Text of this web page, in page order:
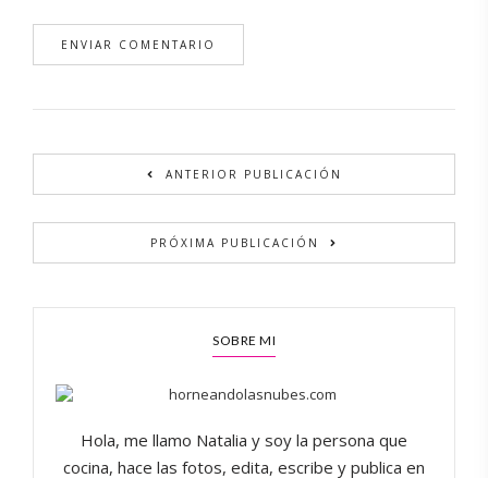
ANTERIOR PUBLICACIÓN
PRÓXIMA PUBLICACIÓN
SOBRE MI
Hola, me llamo Natalia y soy la persona que
cocina, hace las fotos, edita, escribe y publica en